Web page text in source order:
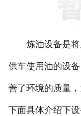
炼油设备是将
供车使用油的设
善了环境的质量
下面具体介绍下